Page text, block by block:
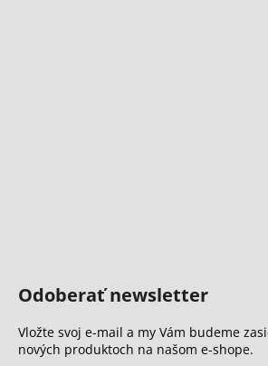
Odoberať newsletter
Vložte svoj e-mail a my Vám budeme
nových produktoch na našom e-shope.